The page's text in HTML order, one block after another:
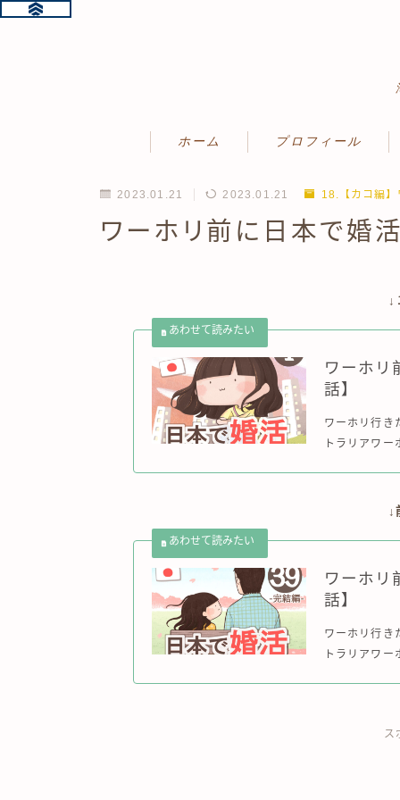
ホーム プロフィール
2023.01.21 2023.01.21 18.【カコ編】
ワーホリ前に日本で婚
↓
ワーホリ
話】
ワーホリ行き
トラリアワ
↓
ワーホリ
話】
ワーホリ行き
トラリアワ
ス